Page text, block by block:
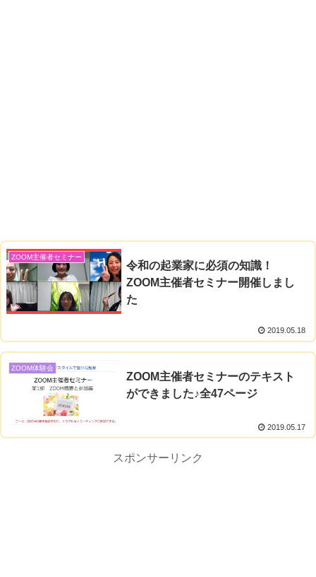
ZOOM主催者セミナー
令和の起業家に必須の知識！
ZOOM主催者セミナー開催しまし
た
2019.05.18
ZOOM体験会
ZOOM主催者セミナーのテキスト
ができました♪全47ページ
2019.05.17
スポンサーリンク